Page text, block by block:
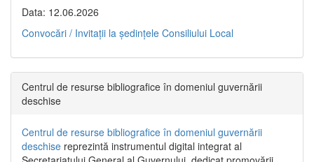
Data: 12.06.2026
Convocări / Invitaţii la şedinţele Consiliului Local
Centrul de resurse bibliografice în domeniul guvernării
deschise
Centrul de resurse bibliografice în domeniul guvernării
deschise reprezintă instrumentul digital integrat al